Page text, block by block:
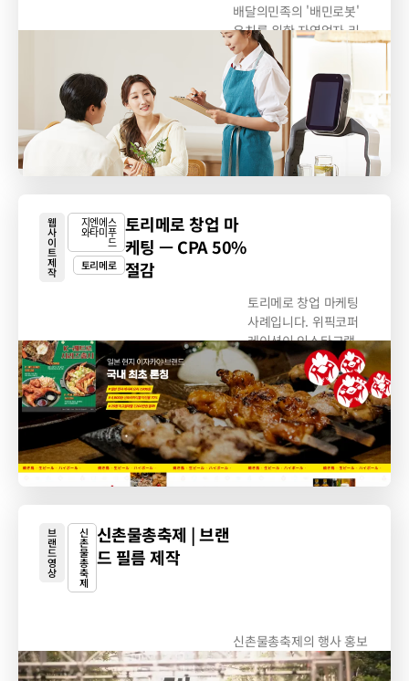
배달의민족의 '배민로봇'
유치를 위한 자영업자 리
드 획득 목적의...
웹
사
이
트
제
작
지엔에스
와타미푸
드
토리메로
토리메로 창업 마
케팅 — CPA 50%
절감
토리메로 창업 마케팅
사례입니다. 위픽코퍼
레이션이 인스타그램
브랜딩·창업 광고·바이
럴로...
브
랜
드
영
상
신
촌
물
총
축
제
신촌물총축제 | 브랜
드 필름 제작
신촌물총축제의 행사 홍보
목적 영상 제작